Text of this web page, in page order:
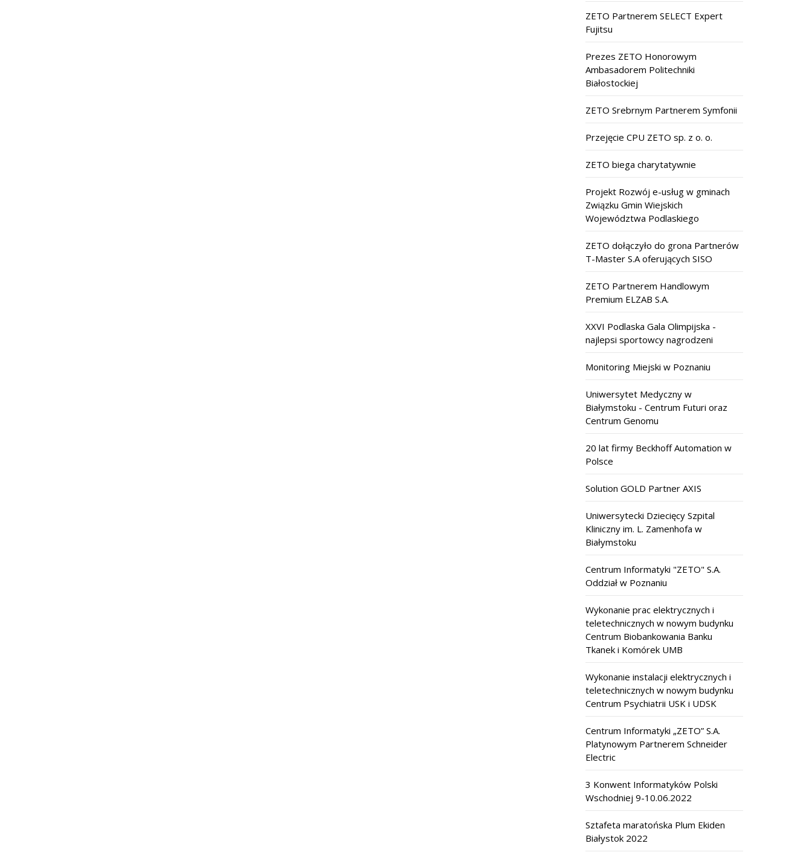
ZETO Partnerem SELECT Expert
Fujitsu
Prezes ZETO Honorowym
Ambasadorem Politechniki
Białostockiej
ZETO Srebrnym Partnerem Symfonii
Przejęcie CPU ZETO sp. z o. o.
ZETO biega charytatywnie
Projekt Rozwój e-usług w gminach
Związku Gmin Wiejskich
Województwa Podlaskiego
ZETO dołączyło do grona Partnerów
T-Master S.A oferujących SISO
ZETO Partnerem Handlowym
Premium ELZAB S.A.
XXVI Podlaska Gala Olimpijska -
najlepsi sportowcy nagrodzeni
Monitoring Miejski w Poznaniu
Uniwersytet Medyczny w
Białymstoku - Centrum Futuri oraz
Centrum Genomu
20 lat firmy Beckhoff Automation w
Polsce
Solution GOLD Partner AXIS
Uniwersytecki Dziecięcy Szpital
Kliniczny im. L. Zamenhofa w
Białymstoku
Centrum Informatyki "ZETO" S.A.
Oddział w Poznaniu
Wykonanie prac elektrycznych i
teletechnicznych w nowym budynku
Centrum Biobankowania Banku
Tkanek i Komórek UMB
Wykonanie instalacji elektrycznych i
teletechnicznych w nowym budynku
Centrum Psychiatrii USK i UDSK
Centrum Informatyki „ZETO” S.A.
Platynowym Partnerem Schneider
Electric
3 Konwent Informatyków Polski
Wschodniej 9-10.06.2022
Sztafeta maratońska Plum Ekiden
Białystok 2022